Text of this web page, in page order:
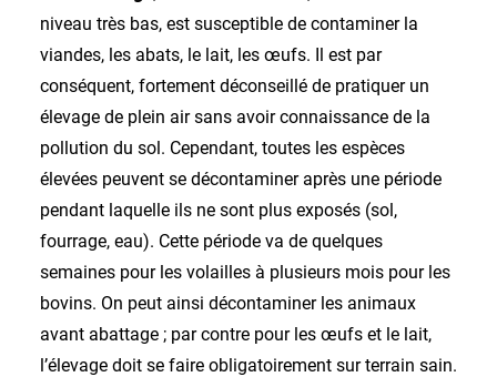
niveau très bas, est susceptible de contaminer la
viandes, les abats, le lait, les œufs. Il est par
conséquent, fortement déconseillé de pratiquer un
élevage de plein air sans avoir connaissance de la
pollution du sol. Cependant, toutes les espèces
élevées peuvent se décontaminer après une période
pendant laquelle ils ne sont plus exposés (sol,
fourrage, eau). Cette période va de quelques
semaines pour les volailles à plusieurs mois pour les
bovins. On peut ainsi décontaminer les animaux
avant abattage ; par contre pour les œufs et le lait,
l’élevage doit se faire obligatoirement sur terrain sain.